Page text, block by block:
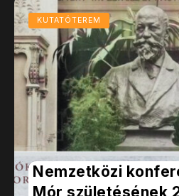
KUTATÓTEREM
Nemzetközi
Mór születésének